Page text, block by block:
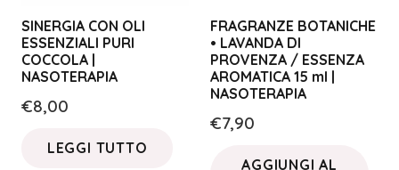
SINERGIA CON OLI
ESSENZIALI PURI
COCCOLA |
NASOTERAPIA
€8,00
LEGGI TUTTO
FRAGRANZE BOTANICHE
• LAVANDA DI
PROVENZA / ESSENZA
AROMATICA 15 ml |
NASOTERAPIA
€7,90
AGGIUNGI AL